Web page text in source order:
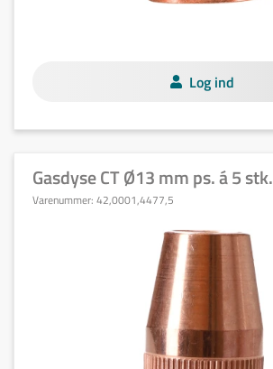
Log ind
Gasdyse CT Ø13 mm ps. á 5 stk.
Varenummer: 42,0001,4477,5